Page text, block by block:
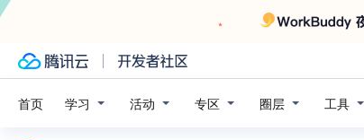
首页 学习 活动 专区 圈层 工具